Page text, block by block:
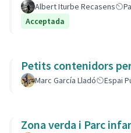
Albert Iturbe Recasens
Acceptada
Petits contenidors
Marc García Lladó Espai
Zona verda i Parc